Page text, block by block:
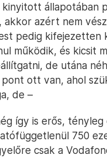
állapotában
akkor azért nem
pedig kifejezetten
működik, és kicsit
de utána
pont ott van, ahol
de –
így is erős,
750
csak a